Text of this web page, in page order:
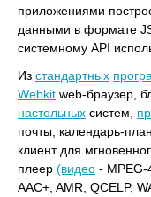
приложениями
данными в формате
системному API
Из стандартных
Webkit web-браузер,
настольных систем,
почты, календарь-
клиент для
плеер (видео - MPEG-
AAC+, AMR, QCELP,